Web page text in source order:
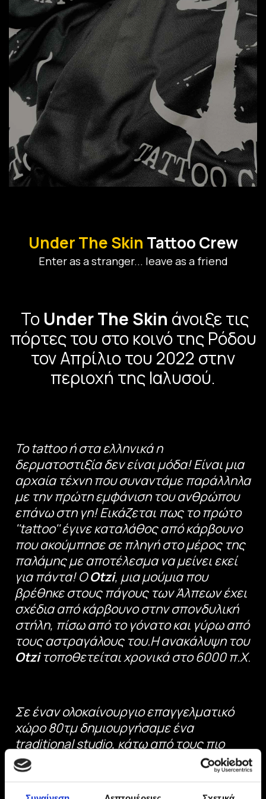
Under The Skin Tattoo Crew
Εnter as a stranger... leave as a friend
Το Under The Skin άνοιξε τις
πόρτες του στο κοινό της Ρόδου
τον Απρίλιο του 2022 στην
περιοχή της Ιαλυσού.
Το tattoo ή στα ελληνικά η
δερματοστιξία δεν είναι μόδα! Είναι μια
αρχαία τέχνη που συναντάμε παράλληλα
με την πρώτη εμφάνιση του ανθρώπου
επάνω στη γη! Εικάζεται πως το πρώτο
''tattoo'' έγινε καταλάθος από κάρβουνο
που ακούμπησε σε πληγή στο μέρος της
παλάμης με αποτέλεσμα να μείνει εκεί
για πάντα!OOtzi, μια μούμια που
βρέθηκε στους πάγους των Άλπεων έχει
σχέδια από κάρβουνο στην σπονδυλική
στήλη, πίσω από το γόνατο και γύρω από
τους αστραγάλους του.Η ανακάλυψη του
Otziτοποθετείται χρονικά στο 6000 π.Χ.
Σε έναν ολοκαίνουργιο επαγγελματικό
χώρο 80τμ δημιουργήσαμε ένα
traditional studio, κάτω από τους πιο
αυστηρούς κανόνες υγιεινής. Σεβόμενοι
το traditional tattoo (τον πρόγονο όλων
των στυλ tattoo) σας μεταφέρουμε το